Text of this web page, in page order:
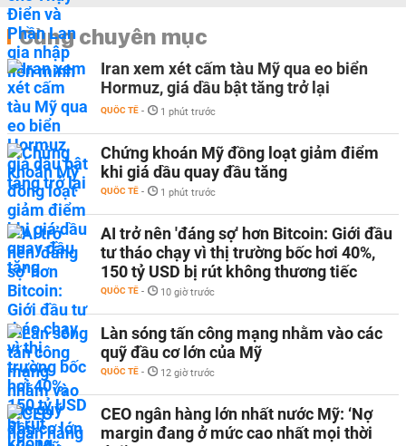
Cùng chuyên mục
Iran xem xét cấm tàu Mỹ qua eo biển
Hormuz, giá dầu bật tăng trở lại
QUỐC TẾ - 1 phút trước
Chứng khoán Mỹ đồng loạt giảm điểm
khi giá dầu quay đầu tăng
QUỐC TẾ - 1 phút trước
AI trở nên 'đáng sợ' hơn Bitcoin: Giới đầu
tư tháo chạy vì thị trường bốc hơi 40%,
150 tỷ USD bị rút không thương tiếc
QUỐC TẾ - 10 giờ trước
Làn sóng tấn công mạng nhằm vào các
quỹ đầu cơ lớn của Mỹ
QUỐC TẾ - 12 giờ trước
CEO ngân hàng lớn nhất nước Mỹ: ‘Nợ
margin đang ở mức cao nhất mọi thời